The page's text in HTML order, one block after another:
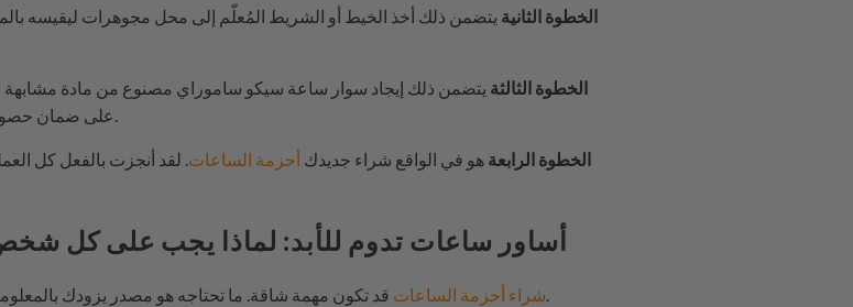
الخطوة الثانية يتضمن ذلك أخذ الخيط أو الشريط المُعلّم إلى محل مجوهرات ليقيسه
الخطوة الثالثة يتضمن ذلك إيجاد سوار ساعة سيكو ساموراي مصنوع من مادة مشابهة
الخطوة الرابعة هو في الواقع شراء جديدك أحزمة الساعات . لقد أنجزت بالفعل كل
أساور ساعات تدوم للأبد: لماذا يجب على كل شخص
شراء أحزمة الساعاتقد تكون مهمة شاقة. ما تحتاجه هو مصدر يزودك بالمعلومات اللازمة لاتخاذ قرار مدروس وواثق بشأن ما تشتريه.